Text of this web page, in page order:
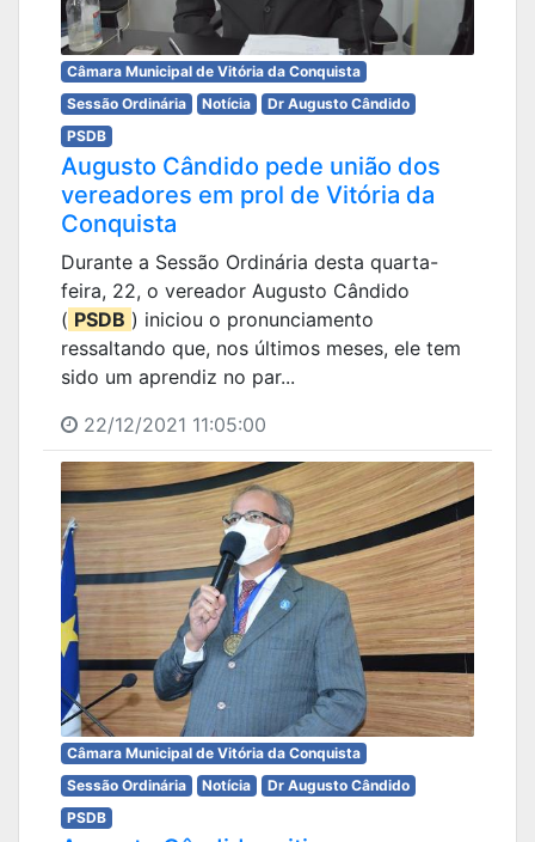
Câmara Municipal de Vitória da Conquista
Sessão Ordinária
Notícia
Dr Augusto Cândido
PSDB
Augusto Cândido pede união dos
vereadores em prol de Vitória da
Conquista
Durante a Sessão Ordinária desta quarta-
feira, 22, o vereador Augusto Cândido
( PSDB ) iniciou o pronunciamento
ressaltando que, nos últimos meses, ele tem
sido um aprendiz no par...
22/12/2021 11:05:00
Câmara Municipal de Vitória da Conquista
Sessão Ordinária
Notícia
Dr Augusto Cândido
PSDB